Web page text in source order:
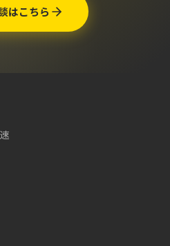
はこちら